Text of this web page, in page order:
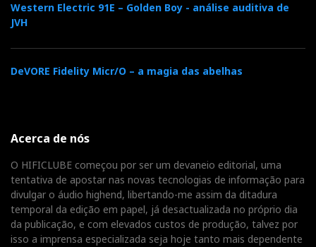
Western Electric 91E – Golden Boy - análise auditiva de
JVH
DeVORE Fidelity Micr/O – a magia das abelhas
Acerca de nós
O HIFICLUBE começou por ser um devaneio editorial, uma
tentativa de apostar nas novas tecnologias de informação para
divulgar o áudio highend, libertando-me assim da ditadura
temporal da edição em papel, já desactualizada no próprio dia
da publicação, e com elevados custos de produção, talvez por
isso a imprensa especializada seja hoje tanto mais dependente